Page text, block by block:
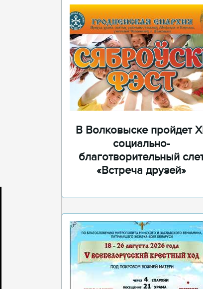
В Волковыске пройдет
социально-
благотворительный
«Встреча друзей»